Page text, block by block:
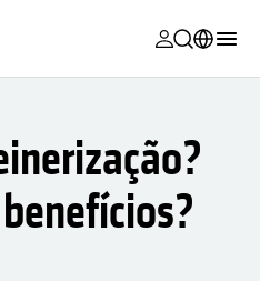
opens in a
Helios
opens in a
Alta
opens in a
Suporte
opens in a
opens in a
opens in a
opens in a
opens in a
English (U.S.)
Deutsch (Germany)
Français (France)